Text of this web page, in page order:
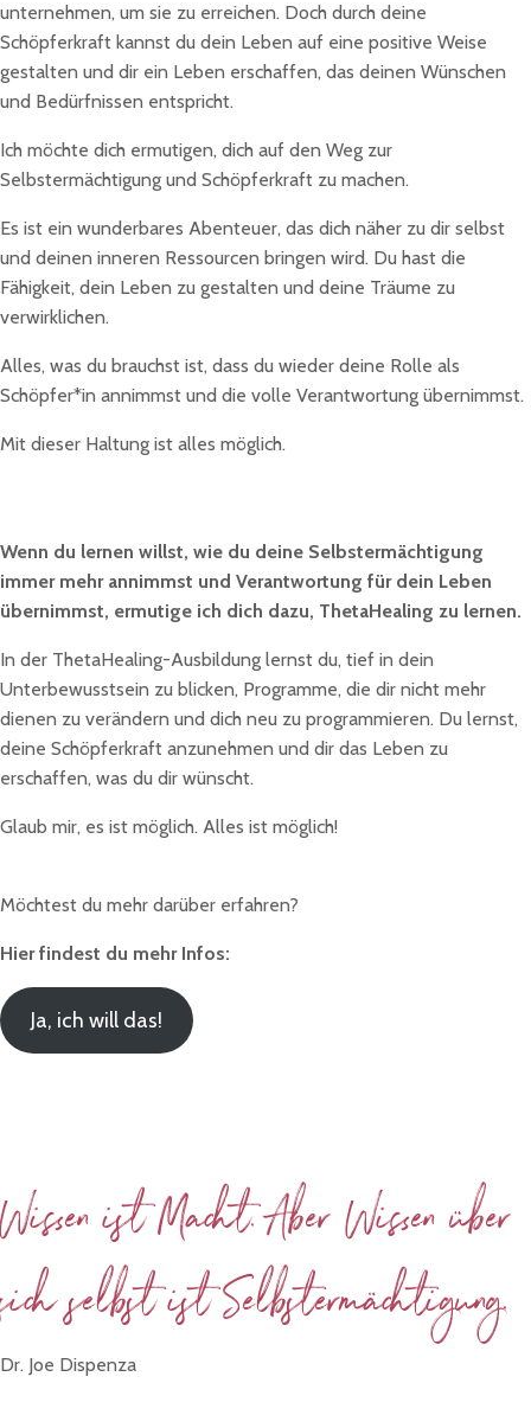
unternehmen, um sie zu erreichen. Doch durch deine
Schöpferkraft kannst du dein Leben auf eine positive Weise
gestalten und dir ein Leben erschaffen, das deinen Wünschen
und Bedürfnissen entspricht.
Ich möchte dich ermutigen, dich auf den Weg zur
Selbstermächtigung und Schöpferkraft zu machen.
Es ist ein wunderbares Abenteuer, das dich näher zu dir selbst
und deinen inneren Ressourcen bringen wird. Du hast die
Fähigkeit, dein Leben zu gestalten und deine Träume zu
verwirklichen.
Alles, was du brauchst ist, dass du wieder deine Rolle als
Schöpfer*in annimmst und die volle Verantwortung übernimmst.
Mit dieser Haltung ist alles möglich.
Wenn du lernen willst, wie du deine Selbstermächtigung
immer mehr annimmst und Verantwortung für dein Leben
übernimmst, ermutige ich dich dazu, ThetaHealing zu lernen.
In der ThetaHealing-Ausbildung lernst du, tief in dein
Unterbewusstsein zu blicken, Programme, die dir nicht mehr
dienen zu verändern und dich neu zu programmieren. Du lernst,
deine Schöpferkraft anzunehmen und dir das Leben zu
erschaffen, was du dir wünscht.
Glaub mir, es ist möglich. Alles ist möglich!
Möchtest du mehr darüber erfahren?
Hier findest du mehr Infos:
Ja, ich will das!
Wissen ist Macht. Aber Wissen über
sich selbst ist Selbstermächtigung.
Dr. Joe Dispenza